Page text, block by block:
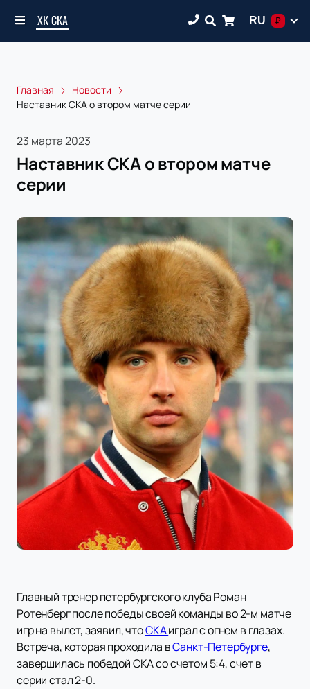
ХК СКА RU ₽
Главная
Новости
Наставник СКА о втором матче серии
23 марта 2023
Наставник СКА о втором матче
серии
Главный тренер петербургского клуба Роман
Ротенберг после победы своей команды во 2-м матче
игр на вылет, заявил, чтоСКАиграл с огнем в глазах.
Встреча, которая проходила вСанкт-Петербурге,
завершилась победой СКА со счетом 5:4, счет в
серии стал 2-0.